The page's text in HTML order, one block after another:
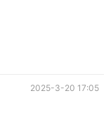
2025-3-20 17:05